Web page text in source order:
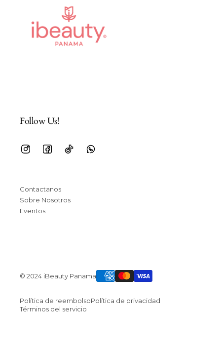
Follow Us!
Contactanos
Sobre Nosotros
Eventos
© 2024 iBeauty Panama
Política de reembolsoPolítica de privacidad
Términos del servicio